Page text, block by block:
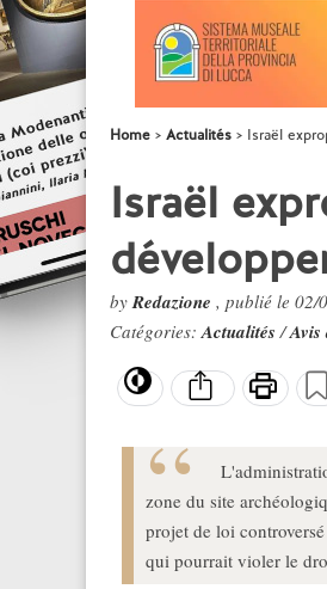
Home Actualités Israël
Israël
byRedazione , publié le 02/
Catégories:Actualités/Avis
zone du site
projet de loi
qui pourrait violer le